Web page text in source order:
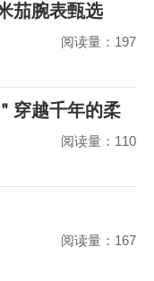
茄腕表甄选
阅读量：197
穿越千年的柔
阅读量：110
阅读量：167